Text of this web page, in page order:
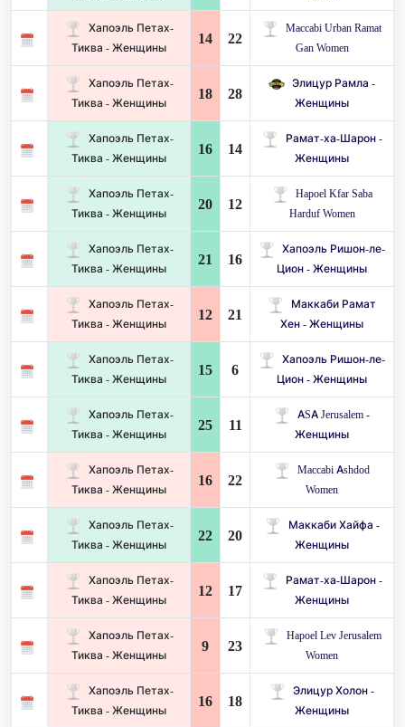
Хапоэль Петах-
Тиква - Женщины
14 22
Maccabi Urban Ramat
Gan Women
Хапоэль Петах-
Тиква - Женщины
18 28
Элицур Рамла -
Женщины
Хапоэль Петах-
Тиква - Женщины
16 14
Рамат-ха-Шарон -
Женщины
Хапоэль Петах-
Тиква - Женщины
20 12
Hapoel Kfar Saba
Harduf Women
Хапоэль Петах-
Тиква - Женщины
21 16
Хапоэль Ришон-ле-
Цион - Женщины
Хапоэль Петах-
Тиква - Женщины
12 21
Маккаби Рамат
Хен - Женщины
Хапоэль Петах-
Тиква - Женщины
15 6
Хапоэль Ришон-ле-
Цион - Женщины
Хапоэль Петах-
Тиква - Женщины
25 11
ASA Jerusalem -
Женщины
Хапоэль Петах-
Тиква - Женщины
16 22
Maccabi Ashdod
Women
Хапоэль Петах-
Тиква - Женщины
22 20
Маккаби Хайфа -
Женщины
Хапоэль Петах-
Тиква - Женщины
12 17
Рамат-ха-Шарон -
Женщины
Хапоэль Петах-
Тиква - Женщины
9 23
Hapoel Lev Jerusalem
Women
Хапоэль Петах-
Тиква - Женщины
16 18
Элицур Холон -
Женщины